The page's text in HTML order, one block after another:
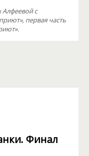
с
первая часть
Финал